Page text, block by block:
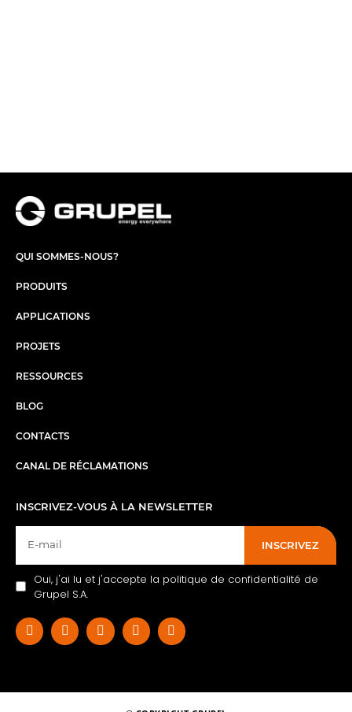
QUI SOMMES-NOUS?
PRODUITS
APPLICATIONS
PROJETS
RESSOURCES
BLOG
CONTACTS
CANAL DE RÉCLAMATIONS
INSCRIVEZ-VOUS À LA NEWSLETTER
INSCRIVEZ
Oui, j'ai lu et j'accepte la politique de confidentialité de
Grupel S.A.